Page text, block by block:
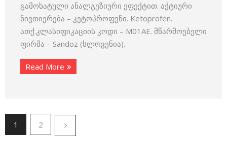
გამოხატული ანალგეზიური ეფექტით. აქტიური
ნივთიერება – კეტოპროფენი. Ketoprofen.
ათქ.კლასიფიკაციის კოდი – M01AE. მწარმოებელი
ფირმა – Sandoz (სლოვენია).
Read More
1 2